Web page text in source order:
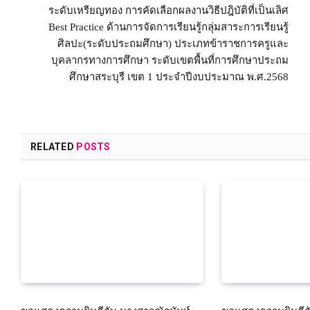
ระดับเหรียญทอง การคัดเลือกผลงานวิธีปฎิบัติที่เป็นเลิศ
Best Practice ด้านการจัดการเรียนรู้กลุ่มสาระการเรียนรู้
ศิลปะ(ระดับประถมศึกษา) ประเภทข้าราชการครูและ
บุคลากรทางการศึกษา ระดับเขตพื้นที่การศึกษาประถม
ศึกษาสระบุรี เขต 1 ประจำปีงบประมาณ พ.ศ.2568
RELATED POSTS